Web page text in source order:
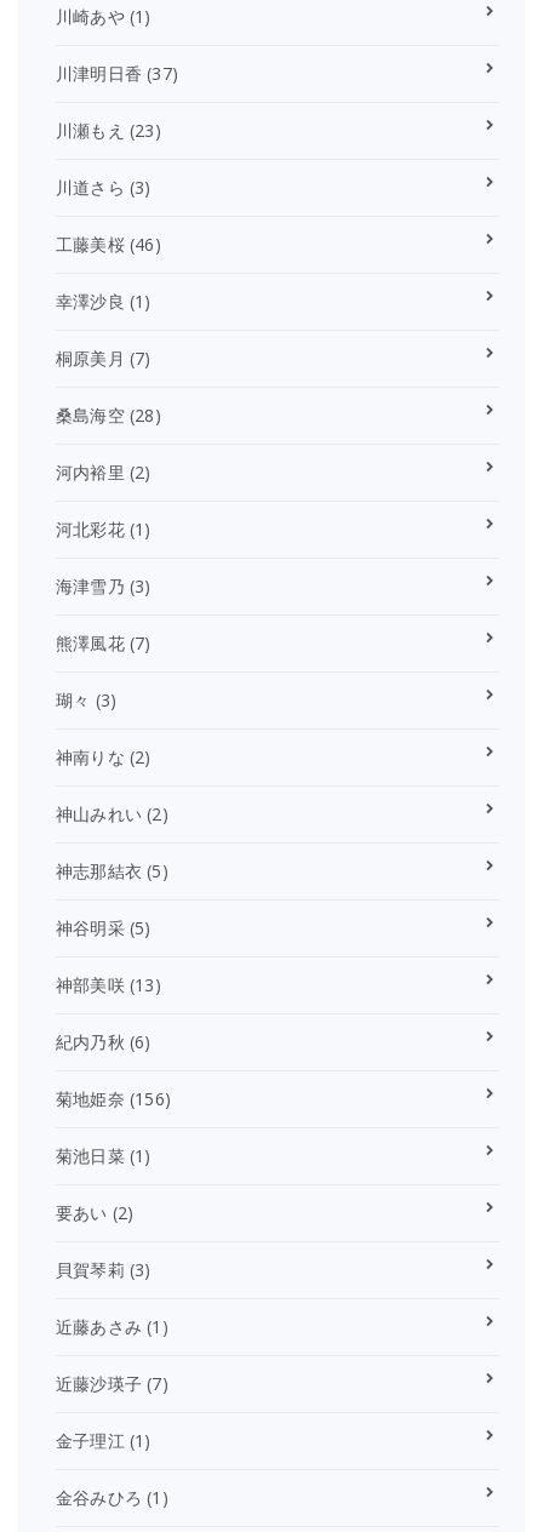
川崎あや(1)
川津明日香 (37)
川瀬もえ (23)
川道さら (3)
工藤美桜(46)
幸澤沙良 (1)
桐原美月 (7)
桑島海空(28)
河内裕里 (2)
河北彩花(1)
海津雪乃 (3)
熊澤風花(7)
瑚々 (3)
神南りな (2)
神山みれい (2)
神志那結衣 (5)
神谷明采(5)
神部美咲(13)
紀内乃秋 (6)
菊地姫奈 (156)
菊池日菜(1)
要あい (2)
貝賀琴莉 (3)
近藤あさみ (1)
近藤沙瑛子 (7)
金子理江(1)
金谷みひろ (1)